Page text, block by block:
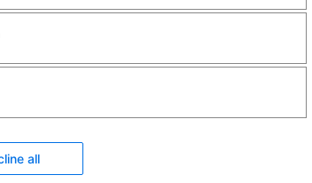
durch mehrere getrennte, unterschiedliche
Stromversorgung im Notfall bis zu 24
problemlos möglich, sodass
jedes Racks sowie mehrfache USV-
für die AEB-Systeme bedeuten.
all